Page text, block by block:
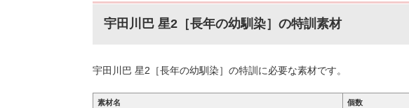
宇田川巴星2［長年の幼馴染］の特訓素材
宇田川巴 星2［長年の幼馴染］ の特訓に必要な素材です。
素材名 個数